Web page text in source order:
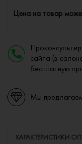
Цена на товар
сайта (в
бесплатную
Мы
ХАРАКТЕРИСТИКИ